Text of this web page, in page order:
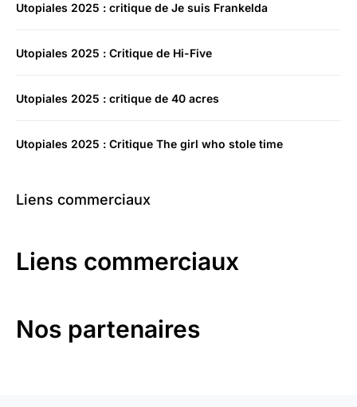
Utopiales 2025 : critique de Je suis Frankelda
Utopiales 2025 : Critique de Hi-Five
Utopiales 2025 : critique de 40 acres
Utopiales 2025 : Critique The girl who stole time
Liens commerciaux
Liens commerciaux
Nos partenaires